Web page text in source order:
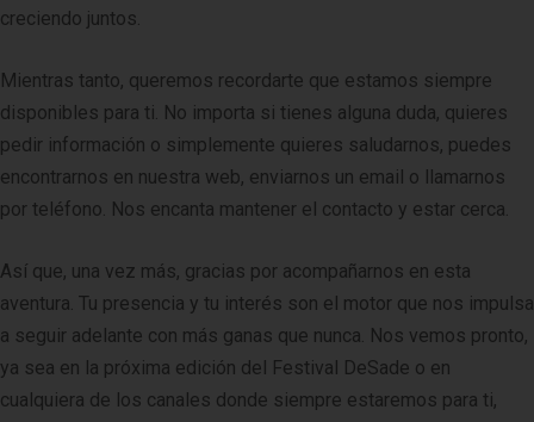
creciendo juntos.
Mientras tanto, queremos recordarte que estamos siempre
disponibles para ti. No importa si tienes alguna duda, quieres
pedir información o simplemente quieres saludarnos, puedes
encontrarnos en nuestra web, enviarnos un email o llamarnos
por teléfono. Nos encanta mantener el contacto y estar cerca.
Así que, una vez más, gracias por acompañarnos en esta
aventura. Tu presencia y tu interés son el motor que nos impulsa
a seguir adelante con más ganas que nunca. Nos vemos pronto,
ya sea en la próxima edición del Festival DeSade o en
cualquiera de los canales donde siempre estaremos para ti,